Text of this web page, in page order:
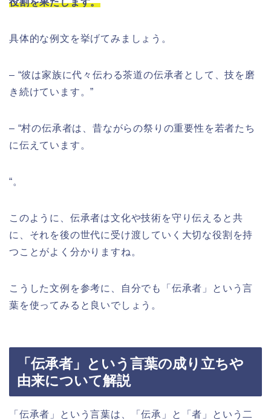
役割を果たします。
具体的な例文を挙げてみましょう。
– “彼は家族に代々伝わる茶道の伝承者として、技を磨
き続けています。”
– “村の伝承者は、昔ながらの祭りの重要性を若者たち
に伝えています。
“。
このように、伝承者は文化や技術を守り伝えると共
に、それを後の世代に受け渡していく大切な役割を持
つことがよく分かりますね。
こうした文例を参考に、自分でも「伝承者」という言
葉を使ってみると良いでしょう。
「伝承者」という言葉の成り立ちや
由来について解説
「伝承者」という言葉は、「伝承」と「者」という二